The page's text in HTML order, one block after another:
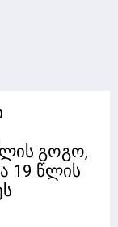
გოგო,
19 წლის